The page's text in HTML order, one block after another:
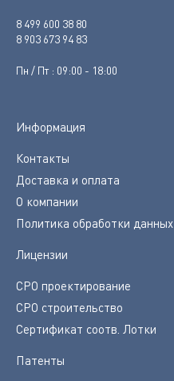
8 499 600 38 80
8 903 673 94 83
Пн / Пт : 09:00 - 18:00
Информация
Контакты
Доставка и оплата
О компании
Политика обработки данных
Лицензии
СРО проектирование
СРО строительство
Сертификат соотв. Лотки
Патенты